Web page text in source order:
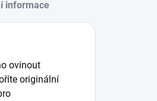
informace
ovinout
originální